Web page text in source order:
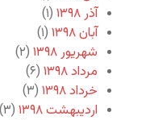
آذر ۱۳۹۸
(۱)
آبان ۱۳۹۸
(۱)
شهریور ۱۳۹۸
(۲)
مرداد ۱۳۹۸
(۶)
خرداد ۱۳۹۸
(۳)
اردیبهشت ۱۳۹۸
(۳)